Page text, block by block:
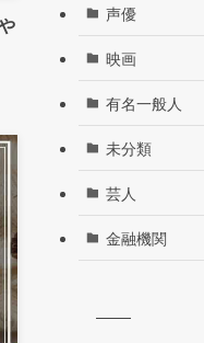
声優
映画
有名一般人
未分類
芸人
金融機関